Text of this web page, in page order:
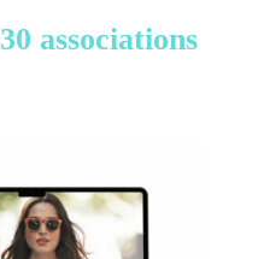
30 associations